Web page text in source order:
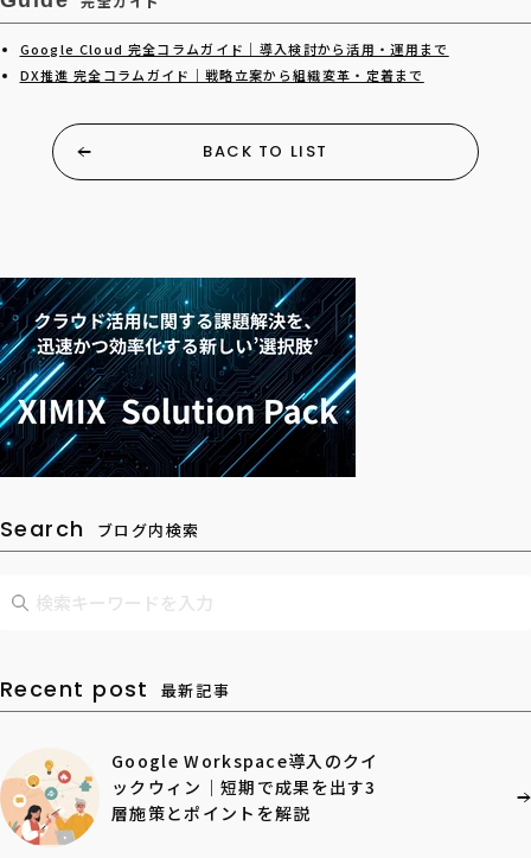
Google Cloud 完全コラムガイド｜導入検討から活用・運用まで
DX推進 完全コラムガイド｜戦略立案から組織変革・定着まで
BACK TO LIST
Search ブログ内検索
Recent post 最新記事
Google Workspace導入のクイ
ックウィン｜短期で成果を出す3
層施策とポイントを解説